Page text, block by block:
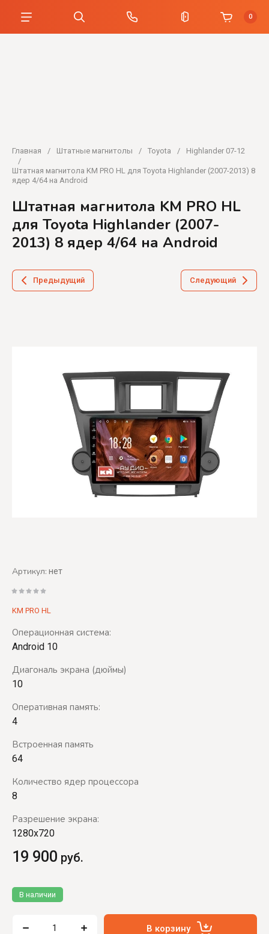
0
Главная / Штатные магнитолы / Toyota /
Highlander 07-12
/
Штатная магнитола KM PRO HL для Toyota Highlander (2007-2013) 8
ядер 4/64 на Android
Штатная магнитола KM PRO HL
для Toyota Highlander (2007-
2013) 8 ядер 4/64 на Android
Предыдущий Следующий
Артикул: нет
KM PRO HL
Операционная система:
Android 10
Диагональ экрана (дюймы)
10
Оперативная память:
4
Встроенная память
64
Количество ядер процессора
8
Разрешение экрана:
1280x720
В наличии
19 900 руб.
В корзину